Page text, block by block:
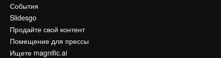
События
Slidesgo
Продайте свой контент
Помещение для прессы
Ищете magnific.ai